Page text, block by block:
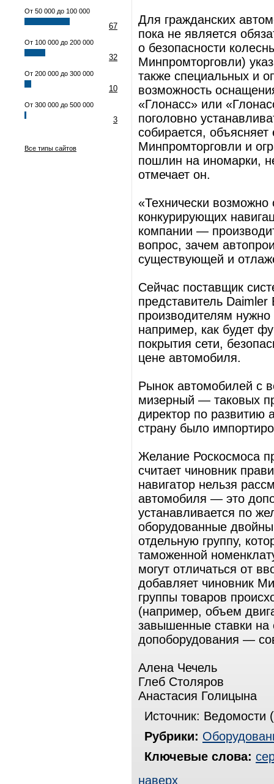
От 50 000 до 100 000
67
От 100 000 до 200 000
32
От 200 000 до 300 000
10
От 300 000 до 500 000
3
Все типы сайтов
Для гражданских
пока не является
о безопасности
Минпромторговли)
также специальных и
возможность
«Глонасс» или
поголовно
собирается,
Минпромторговли и
пошлин на иномарки,
отмечает он.
«Технически
конкурирующих
компании —
вопрос, зачем
существующей и
Сейчас поставщик
представитель
производителям
например, как будет
покрытия сети,
цене автомобиля.
Рынок автомобилей с
мизерный — таковых
директор по развитию
страну было
Желание Роскосмоса
считает чиновник
навигатор нельзя
автомобиля — это
устанавливается по
оборудованные
отдельную группу,
таможенной
могут отличаться от
добавляет чиновник
группы товаров
(например, объем
завышенные ставки на
допоборудования —
Алена Чечель
Глеб Столяров
Анастасия Голицына
Источник: Ведомости (
Рубрики:
Ключевые слова:
наверх